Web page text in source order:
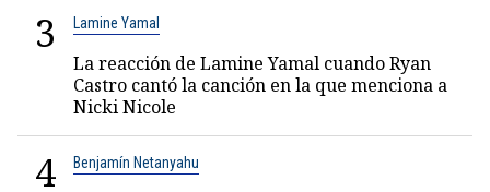
3 Lamine Yamal
La reacción de Lamine Yamal cuando Ryan
Castro cantó la canción en la que menciona a
Nicki Nicole
4 Benjamín Netanyahu